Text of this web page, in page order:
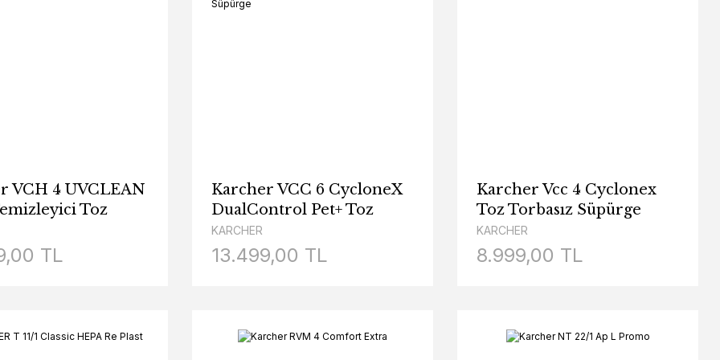
VCH 4 UVCLEAN
Toz
Süpürge
TL
Karcher VCC 6 CycloneX
DualControl Pet+ Toz
torbasız Turbo ve LED
Başlıklı Süpürge
KARCHER
13.499,00 TL
Karcher Vcc 4 Cyclonex
Toz Torbasız Süpürge
KARCHER
8.999,00 TL